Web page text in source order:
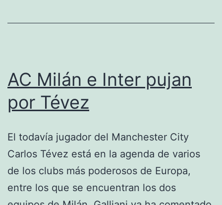
AC Milán e Inter pujan
por Tévez
El todavía jugador del Manchester City
Carlos Tévez está en la agenda de varios
de los clubs más poderosos de Europa,
entre los que se encuentran los dos